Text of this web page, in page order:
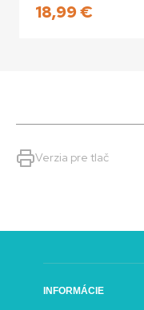
18,99€
Verzia pre tlač
INFORMÁCIE